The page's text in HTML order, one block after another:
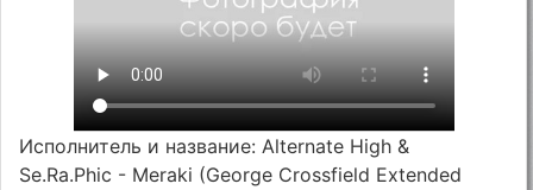
Исполнитель и название: Alternate High &
Se.Ra.Phic - Meraki (George Crossfield Extended